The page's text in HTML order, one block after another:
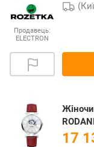
Продавець:
ELECTRON
17